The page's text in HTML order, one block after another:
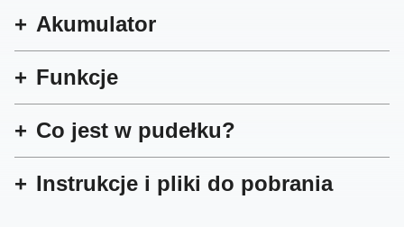
Akumulator
Funkcje
Co jest w pudełku?
Instrukcje i pliki do pobrania